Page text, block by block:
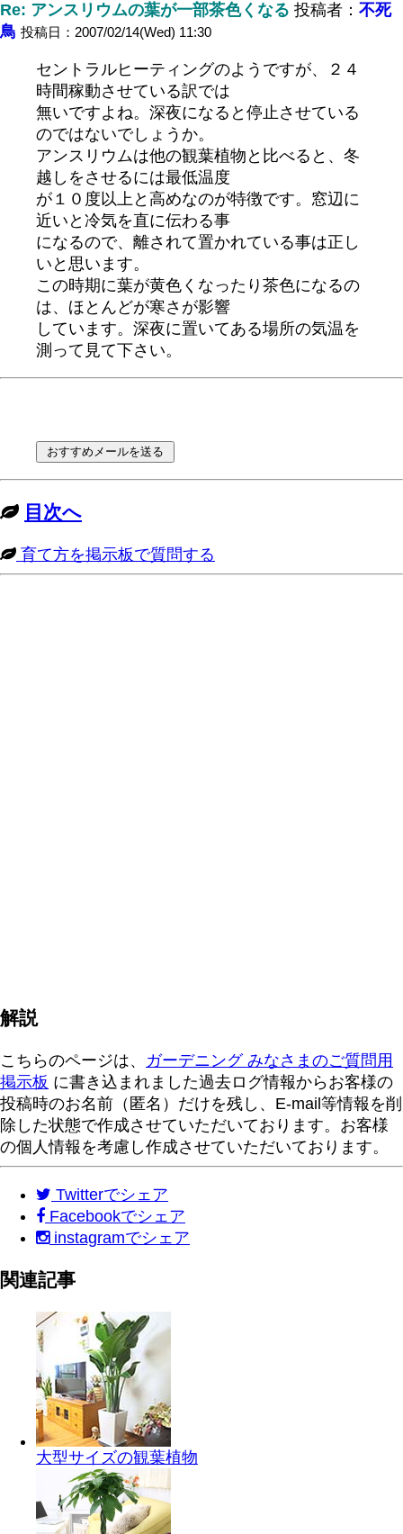
Re: アンスリウムの葉が一部茶色くなる 投稿者： 不死
鳥 投稿日：2007/02/14(Wed) 11:30
セントラルヒーティングのようですが、２４
時間稼動させている訳では
無いですよね。深夜になると停止させている
のではないでしょうか。
アンスリウムは他の観葉植物と比べると、冬
越しをさせるには最低温度
が１０度以上と高めなのが特徴です。窓辺に
近いと冷気を直に伝わる事
になるので、離されて置かれている事は正し
いと思います。
この時期に葉が黄色くなったり茶色になるの
は、ほとんどが寒さが影響
しています。深夜に置いてある場所の気温を
測って見て下さい。
目次へ
育て方を掲示板で質問する
解説
こちらのページは、 ガーデニング みなさまのご質問用
掲示板 に書き込まれました過去ログ情報からお客様の
投稿時のお名前（匿名）だけを残し、E-mail等情報を削
除した状態で作成させていただいております。お客様
の個人情報を考慮し作成させていただいております。
Twitterでシェア
Facebookでシェア
instagramでシェア
関連記事
大型サイズの観葉植物